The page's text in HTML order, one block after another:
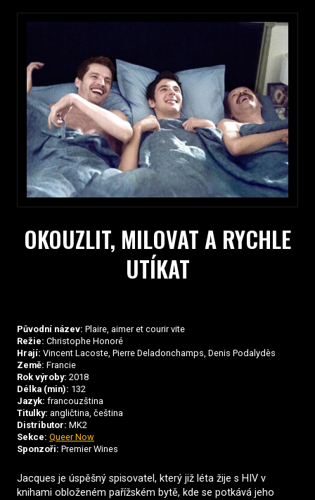
OKOUZLIT, MILOVAT A RYCHLE
UTÍKAT
Původní název: Plaire, aimer et courir vite
Režie: Christophe Honoré
Hrají: Vincent Lacoste, Pierre Deladonchamps, Denis Podalydès
Země: Francie
Rok výroby: 2018
Délka (min): 132
Jazyk: francouzština
Titulky: angličtina, čeština
Distributor: MK2
Sekce: Queer Now
Sponzoři: Premier Wines
Jacques je úspěšný spisovatel, který již léta žije s HIV v
knihami obloženém pařížském bytě, kde se potkává jeho